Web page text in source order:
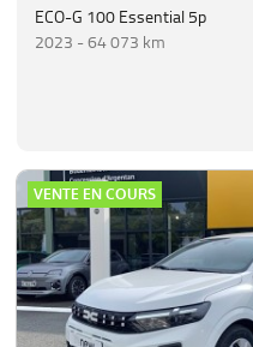
ECO-G 100 Essential 5p
2023 -64 073 km
VENTE EN COURS